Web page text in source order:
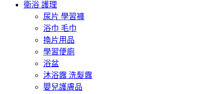
衛浴 護理
尿片 學習褲
浴巾 毛巾
換片用品
學習便廁
浴盆
沐浴露 洗髮露
嬰兒護膚品